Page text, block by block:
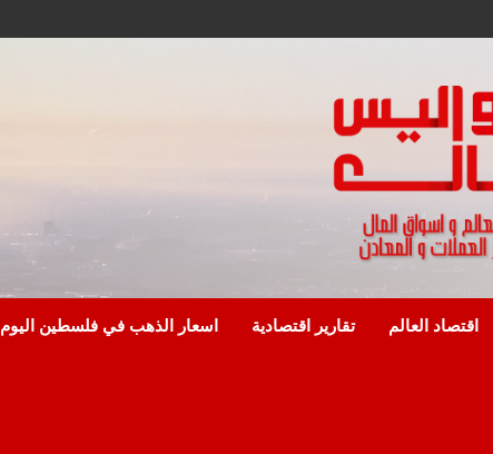
اقتصاد العالم تقارير اقتصادية اسعار الذهب في فلسطين اليوم